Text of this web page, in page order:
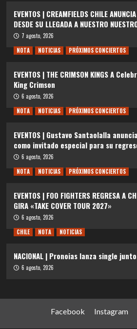
EVENTOS | CREAMFIELDS CHILE
DESDE SU LLEGADA A NUESTRO
7 agosto, 2026
NOTA
NOTICIAS PRÓXIMOS CONCIERTOS
EVENTOS | THE CRIMSON KINGS A
King Crimson
6 agosto, 2026
NOTA
NOTICIAS PRÓXIMOS CONCIERTOS
EVENTOS | Gustavo Santaolalla
como invitado especial para su
6 agosto, 2026
NOTA
NOTICIAS PRÓXIMOS CONCIERTOS
EVENTOS | FOO FIGHTERS REGRESA A
GIRA «TAKE COVER TOUR 2027»
6 agosto, 2026
CHILE
NOTA NOTICIAS
NACIONAL | Pronoias lanza single
6 agosto, 2026
Facebook Instagram